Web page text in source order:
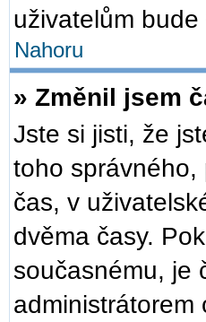
uživatelům
Nahoru
» Změnil jsem
Jste si jisti, že
toho
čas, v
dvěma časy.
současnému, je
administrátorem